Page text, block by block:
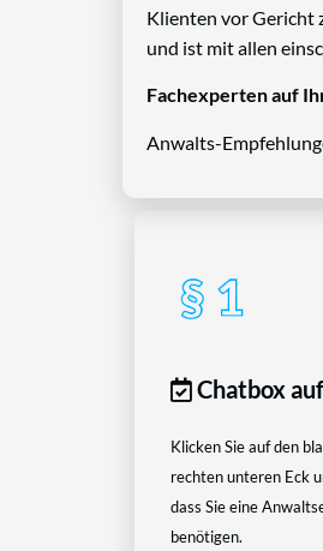
Klienten vor Gericht
und ist mit allen
Fachexperten auf
Anwalts-
Chatbox
Klicken Sie auf den
rechten unteren Eck
dass Sie eine
benötigen.